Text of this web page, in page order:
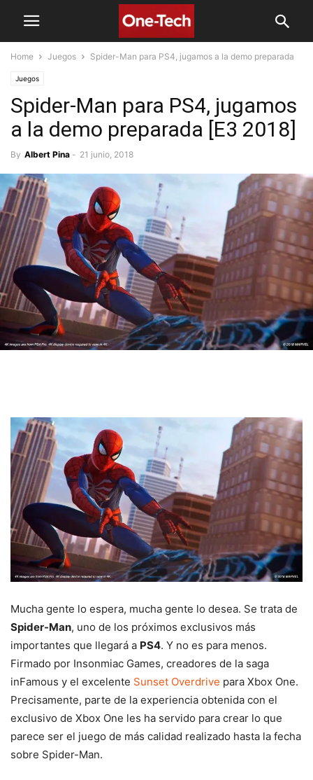
Home Juegos Spider-Man para PS4, jugamos a la demo preparada
Juegos
Spider-Man para PS4, jugamos
a la demo preparada [E3 2018]
By Albert Pina - 21 junio, 2018
Mucha gente lo espera, mucha gente lo desea. Se trata de
Spider-Man, uno de los próximos exclusivos más
importantes que llegará a PS4. Y no es para menos.
Firmado por Insonmiac Games, creadores de la saga
inFamous y el excelente Sunset Overdrive para Xbox One.
Precisamente, parte de la experiencia obtenida con el
exclusivo de Xbox One les ha servido para crear lo que
parece ser el juego de más calidad realizado hasta la fecha
sobre Spider-Man.